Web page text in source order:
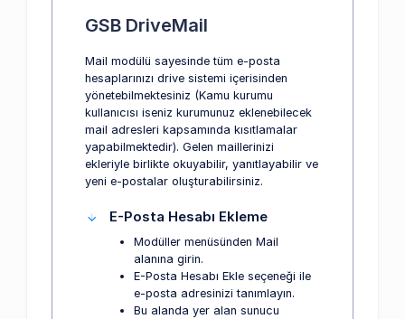
GSB DriveMail
Mail modülü sayesinde tüm e-posta
hesaplarınızı drive sistemi içerisinden
yönetebilmektesiniz (Kamu kurumu
kullanıcısı iseniz kurumunuz eklenebilecek
mail adresleri kapsamında kısıtlamalar
yapabilmektedir). Gelen maillerinizi
ekleriyle birlikte okuyabilir, yanıtlayabilir ve
yeni e-postalar oluşturabilirsiniz.
E-Posta Hesabı Ekleme
Modüller menüsünden Mail
alanına girin.
E-Posta Hesabı Ekle seçeneği ile
e-posta adresinizi tanımlayın.
Bu alanda yer alan sunucu